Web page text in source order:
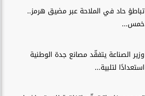
تباطؤ حاد في الملاحة عبر مضيق هرمز..
خمس...
وزير الصناعة يتفقّد مصانع جدة الوطنية
استعدادًا لتلبية...